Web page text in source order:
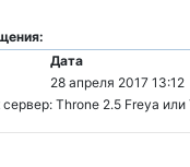
Дата
28 апреля 2017 13:12
сервер: Throne 2.5 Freya